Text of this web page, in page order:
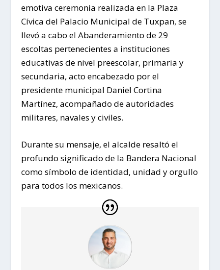
emotiva ceremonia realizada en la Plaza
Cívica del Palacio Municipal de Tuxpan, se
llevó a cabo el Abanderamiento de 29
escoltas pertenecientes a instituciones
educativas de nivel preescolar, primaria y
secundaria, acto encabezado por el
presidente municipal Daniel Cortina
Martínez, acompañado de autoridades
militares, navales y civiles.
Durante su mensaje, el alcalde resaltó el
profundo significado de la Bandera Nacional
como símbolo de identidad, unidad y orgullo
para todos los mexicanos.